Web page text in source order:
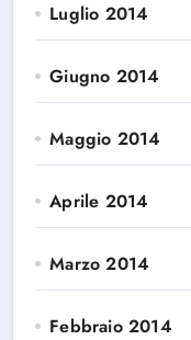
Luglio 2014
Giugno 2014
Maggio 2014
Aprile 2014
Marzo 2014
Febbraio 2014